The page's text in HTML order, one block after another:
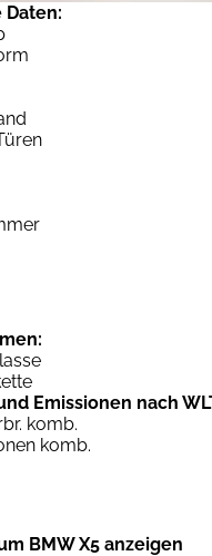
Emissionen nach
komb.
komb.
BMW X5 anzeigen